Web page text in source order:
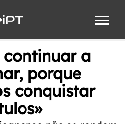
continuar a
porque
conquistar